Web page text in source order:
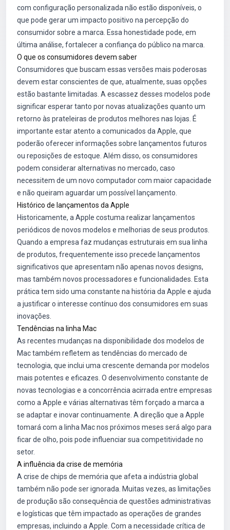
com configuração personalizada não estão disponíveis, o
que pode gerar um impacto positivo na percepção do
consumidor sobre a marca. Essa honestidade pode, em
última análise, fortalecer a confiança do público na marca.
O que os consumidores devem saber
Consumidores que buscam essas versões mais poderosas
devem estar conscientes de que, atualmente, suas opções
estão bastante limitadas. A escassez desses modelos pode
significar esperar tanto por novas atualizações quanto um
retorno às prateleiras de produtos melhores nas lojas. É
importante estar atento a comunicados da Apple, que
poderão oferecer informações sobre lançamentos futuros
ou reposições de estoque. Além disso, os consumidores
podem considerar alternativas no mercado, caso
necessitem de um novo computador com maior capacidade
e não queiram aguardar um possível lançamento.
Histórico de lançamentos da Apple
Historicamente, a Apple costuma realizar lançamentos
periódicos de novos modelos e melhorias de seus produtos.
Quando a empresa faz mudanças estruturais em sua linha
de produtos, frequentemente isso precede lançamentos
significativos que apresentam não apenas novos designs,
mas também novos processadores e funcionalidades. Esta
prática tem sido uma constante na história da Apple e ajuda
a justificar o interesse contínuo dos consumidores em suas
inovações.
Tendências na linha Mac
As recentes mudanças na disponibilidade dos modelos de
Mac também refletem as tendências do mercado de
tecnologia, que inclui uma crescente demanda por modelos
mais potentes e eficazes. O desenvolvimento constante de
novas tecnologias e a concorrência acirrada entre empresas
como a Apple e várias alternativas têm forçado a marca a
se adaptar e inovar continuamente. A direção que a Apple
tomará com a linha Mac nos próximos meses será algo para
ficar de olho, pois pode influenciar sua competitividade no
setor.
A influência da crise de memória
A crise de chips de memória que afeta a indústria global
também não pode ser ignorada. Muitas vezes, as limitações
de produção são consequência de questões administrativas
e logísticas que têm impactado as operações de grandes
empresas, incluindo a Apple. Com a necessidade crítica de